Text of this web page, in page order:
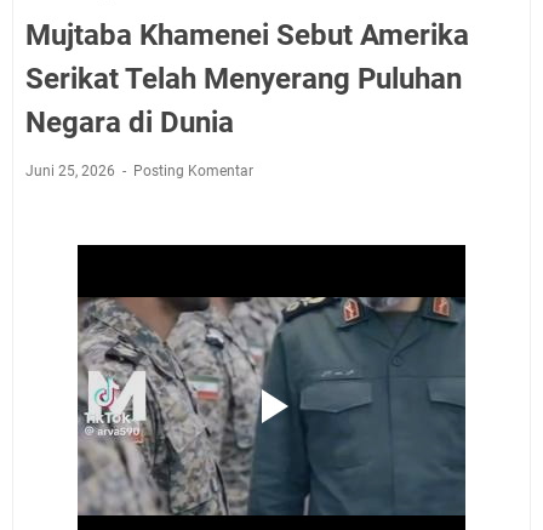
Mujtaba Khamenei Sebut Amerika
Serikat Telah Menyerang Puluhan
Negara di Dunia
Juni 25, 2026 Posting Komentar